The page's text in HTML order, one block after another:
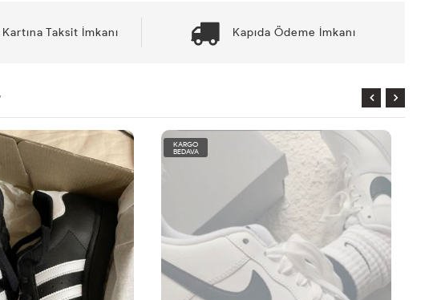
Taksit İmkanı Kapıda Ödeme İmkanı
KARGO
BEDAVA